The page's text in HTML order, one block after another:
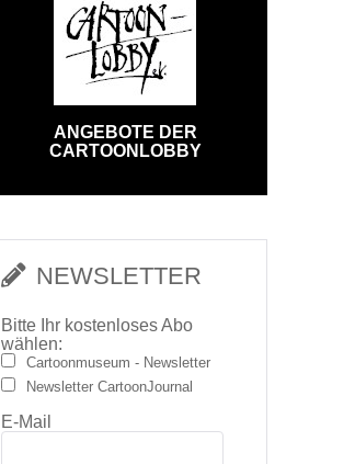
ANGEBOTE DER
CARTOONLOBBY
NEWSLETTER
Bitte Ihr kostenloses Abo
wählen:
Cartoonmuseum - Newsletter
Newsletter CartoonJournal
E-Mail